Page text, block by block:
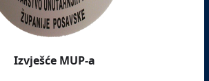
Izvješće MUP-a